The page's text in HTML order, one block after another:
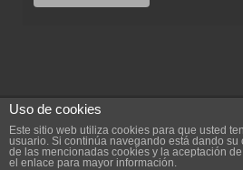
replica rolex datejust replica rolex day date
Creada por
Uso de cookies
Este sitio web utiliza cookies para que usted
usuario. Si continúa navegando está dando
de las mencionadas cookies y la aceptación
el enlace para mayor información.